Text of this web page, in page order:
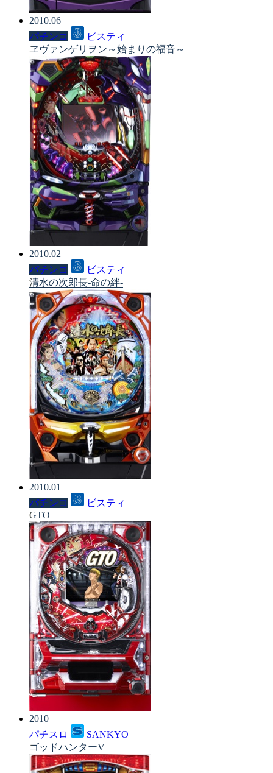
2010.06
パチンコ
ビスティ
ヱヴァンゲリヲン～始まりの福音～
2010.02
パチンコ
ビスティ
清水の次郎長-命の絆-
2010.01
パチンコ
ビスティ
GTO
2010
パチスロ
SANKYO
ゴッドハンターV